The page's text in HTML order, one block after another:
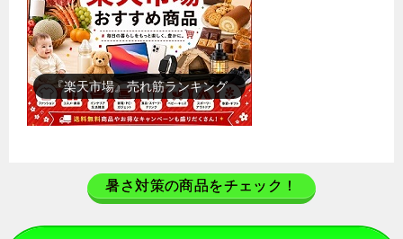
『楽天市場』売れ筋ランキング
暑さ対策の商品をチェック！